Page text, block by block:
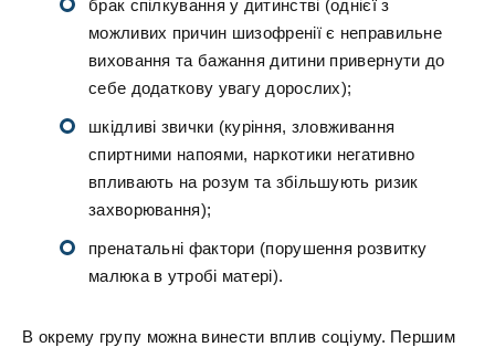
брак спілкування у дитинстві (однієї з
можливих причин шизофренії є неправильне
виховання та бажання дитини привернути до
себе додаткову увагу дорослих);
шкідливі звички (куріння, зловживання
спиртними напоями, наркотики негативно
впливають на розум та збільшують ризик
захворювання);
пренатальні фактори (порушення розвитку
малюка в утробі матері).
В окрему групу можна винести вплив соціуму. Першим